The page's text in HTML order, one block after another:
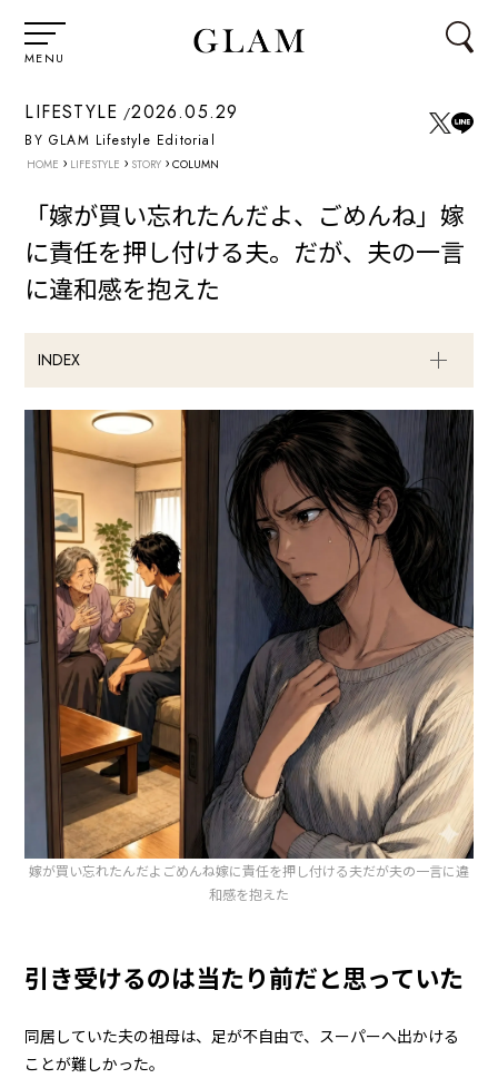
MENU
LIFESTYLE 2026.05.29
BY GLAM Lifestyle Editorial
HOME › LIFESTYLE › STORY › COLUMN
「嫁が買い忘れたんだよ、ごめんね」嫁
に責任を押し付ける夫。だが、夫の一言
に違和感を抱えた
INDEX
嫁が買い忘れたんだよごめんね嫁に責任を押し付ける夫だが夫の一言に違
和感を抱えた
引き受けるのは当たり前だと思っていた
同居していた夫の祖母は、足が不自由で、スーパーへ出かける
ことが難しかった。